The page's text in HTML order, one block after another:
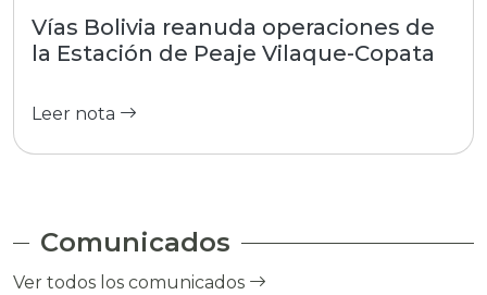
Vías Bolivia reanuda operaciones de
la Estación de Peaje Vilaque-Copata
Leer nota
Comunicados
Ver todos los comunicados